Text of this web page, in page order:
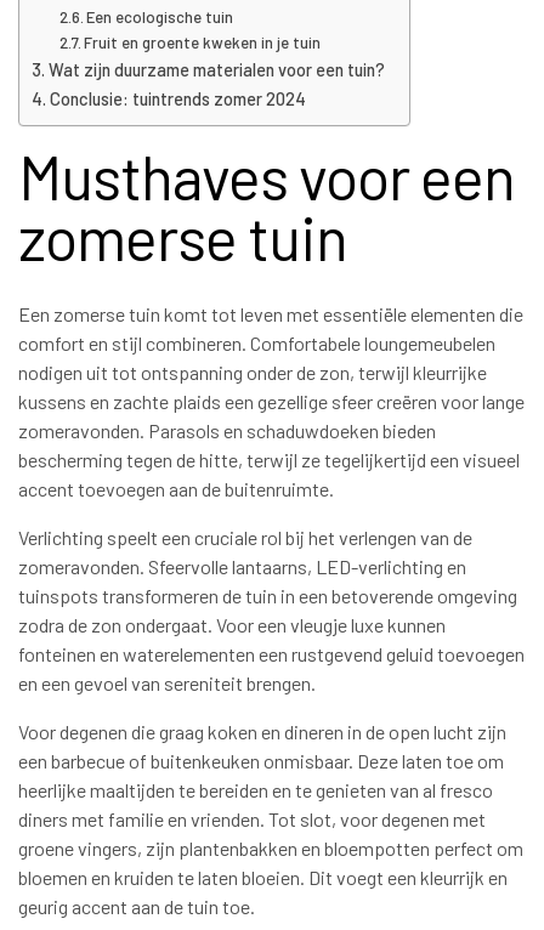
Een ecologische tuin
Fruit en groente kweken in je tuin
Wat zijn duurzame materialen voor een tuin?
Conclusie: tuintrends zomer 2024
Musthaves voor een
zomerse tuin
Een zomerse tuin komt tot leven met essentiële elementen die
comfort en stijl combineren. Comfortabele loungemeubelen
nodigen uit tot ontspanning onder de zon, terwijl kleurrijke
kussens en zachte plaids een gezellige sfeer creëren voor lange
zomeravonden. Parasols en schaduwdoeken bieden
bescherming tegen de hitte, terwijl ze tegelijkertijd een visueel
accent toevoegen aan de buitenruimte.
Verlichting speelt een cruciale rol bij het verlengen van de
zomeravonden. Sfeervolle lantaarns, LED-verlichting en
tuinspots transformeren de tuin in een betoverende omgeving
zodra de zon ondergaat. Voor een vleugje luxe kunnen
fonteinen en waterelementen een rustgevend geluid toevoegen
en een gevoel van sereniteit brengen.
Voor degenen die graag koken en dineren in de open lucht zijn
een barbecue of buitenkeuken onmisbaar. Deze laten toe om
heerlijke maaltijden te bereiden en te genieten van al fresco
diners met familie en vrienden. Tot slot, voor degenen met
groene vingers, zijn plantenbakken en bloempotten perfect om
bloemen en kruiden te laten bloeien. Dit voegt een kleurrijk en
geurig accent aan de tuin toe.